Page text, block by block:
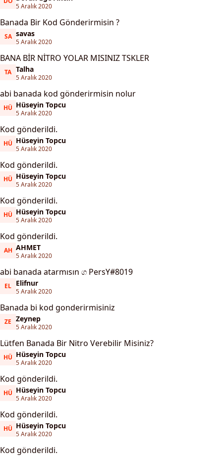
Doruk Ege Akcin
5 Aralık 2020
Banada Bir Kod Gönderirmisin ?
SAsavas
savas
5 Aralık 2020
BANA BİR NİTRO YOLAR MISINIZ TSKLER
TATalha
Talha
5 Aralık 2020
abi banada kod gönderirmisin nolur
HÜHüseyin Topcu
Hüseyin Topcu
5 Aralık 2020
Kod gönderildi.
HÜHüseyin Topcu
Hüseyin Topcu
5 Aralık 2020
Kod gönderildi.
HÜHüseyin Topcu
Hüseyin Topcu
5 Aralık 2020
Kod gönderildi.
HÜHüseyin Topcu
Hüseyin Topcu
5 Aralık 2020
Kod gönderildi.
AHAHMET
AHMET
5 Aralık 2020
abi banada atarmısın ග PersY#8019
ELElifnur
Elifnur
5 Aralık 2020
Banada bi kod gonderirmisiniz
ZEZeynep
Zeynep
5 Aralık 2020
Lütfen Banada Bir Nitro Verebilir Misiniz?
HÜHüseyin Topcu
Hüseyin Topcu
5 Aralık 2020
Kod gönderildi.
HÜHüseyin Topcu
Hüseyin Topcu
5 Aralık 2020
Kod gönderildi.
HÜHüseyin Topcu
Hüseyin Topcu
5 Aralık 2020
Kod gönderildi.